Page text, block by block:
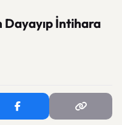
Dayayıp İntihara